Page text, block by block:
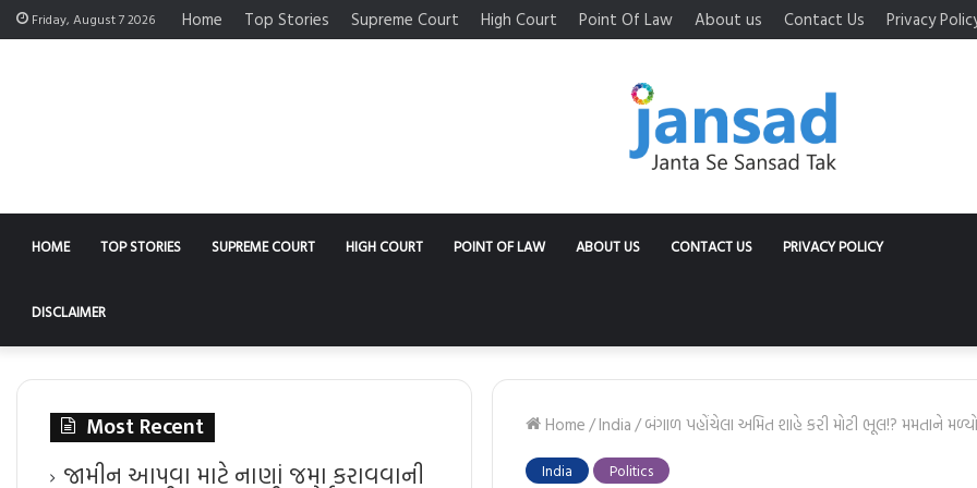
Friday, August 7 2026 Home Top Stories Supreme Court High Court Point Of Law About us Contact Us Privacy
HOME TOP STORIES SUPREME COURT HIGH COURT POINT OF LAW ABOUT US CONTACT US PRIVACY POLICY
DISCLAIMER
Home/India/બંગાળ પહોંચેલા અમિત શાહે કરી મોટી ભૂલ!? મમતાને
India Politics
Most Recent
જામીન આપવા માટે નાણાં જમા કરાવવાની